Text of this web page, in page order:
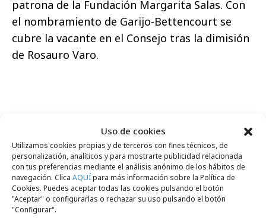
Uso de cookies
Utilizamos cookies propias y de terceros con fines técnicos, de
personalización, analíticos y para mostrarte publicidad relacionada
con tus preferencias mediante el análisis anónimo de los hábitos de
navegación. Clica AQUÍpara más información sobre la Política de
Cookies. Puedes aceptar todas las cookies pulsando el botón
"Aceptar" o configurarlas o rechazar su uso pulsando el botón
"Configurar".
patrona de la Fundación Margarita Salas. Con
el nombramiento de Garijo-Bettencourt se
cubre la vacante en el Consejo tras la dimisión
de Rosauro Varo.
Noticias Relacionadas